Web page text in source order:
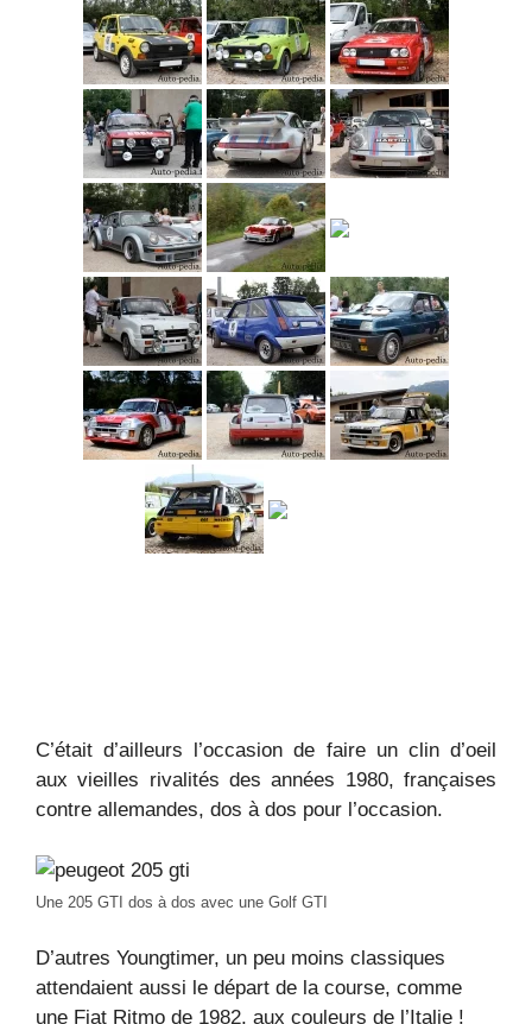
C’était d’ailleurs l’occasion de faire un clin d’oeil
aux vieilles rivalités des années 1980, françaises
contre allemandes, dos à dos pour l’occasion.
Une 205 GTI dos à dos avec une Golf GTI
D’autres Youngtimer, un peu moins classiques
attendaient aussi le départ de la course, comme
une Fiat Ritmo de 1982, aux couleurs de l’Italie !